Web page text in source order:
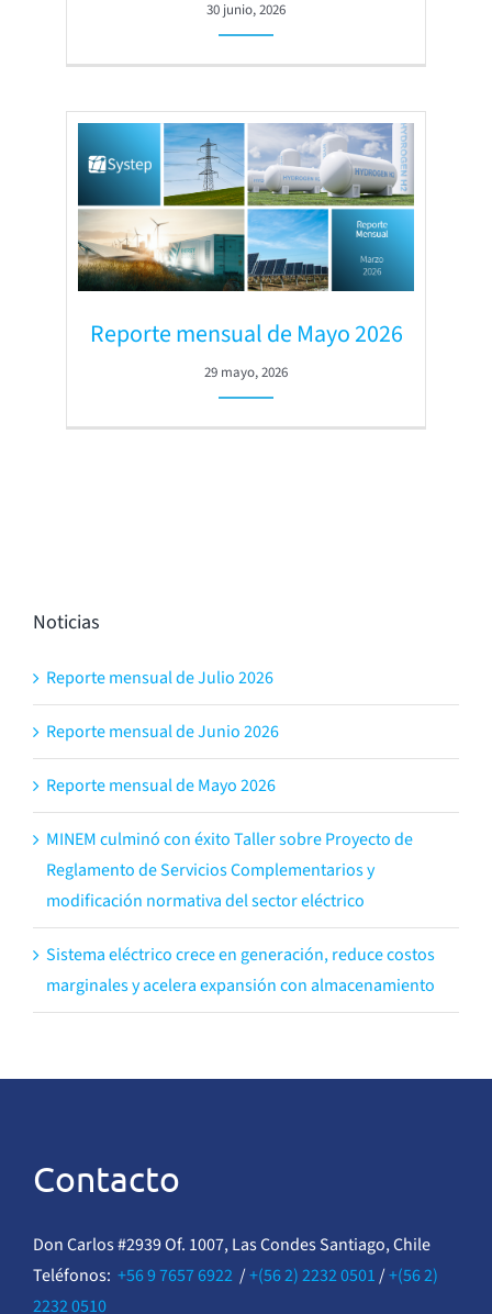
30 junio, 2026
Reporte mensual de Mayo 2026
29 mayo, 2026
Noticias
Reporte mensual de Julio 2026
Reporte mensual de Junio 2026
Reporte mensual de Mayo 2026
MINEM culminó con éxito Taller sobre Proyecto de
Reglamento de Servicios Complementarios y
modificación normativa del sector eléctrico
Sistema eléctrico crece en generación, reduce costos
marginales y acelera expansión con almacenamiento
Contacto
Don Carlos #2939 Of. 1007, Las Condes Santiago, Chile
Teléfonos: +56 9 7657 6922/+(56 2) 2232 0501/+(56 2)
2232 0510